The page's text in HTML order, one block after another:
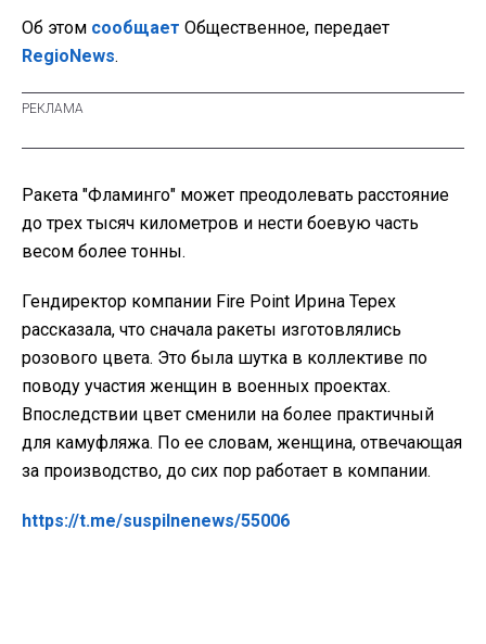
Об этом сообщает Общественное, передает
RegioNews.
Ракета "Фламинго" может преодолевать расстояние
до трех тысяч километров и нести боевую часть
весом более тонны.
Гендиректор компании Fire Point Ирина Терех
рассказала, что сначала ракеты изготовлялись
розового цвета. Это была шутка в коллективе по
поводу участия женщин в военных проектах.
Впоследствии цвет сменили на более практичный
для камуфляжа. По ее словам, женщина, отвечающая
за производство, до сих пор работает в компании.
https://t.me/suspilnenews/55006